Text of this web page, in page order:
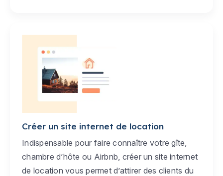
Créer un site internet de location
Indispensable pour faire connaître votre gîte,
chambre d’hôte ou Airbnb, créer un site internet
de location vous permet d’attirer des clients du